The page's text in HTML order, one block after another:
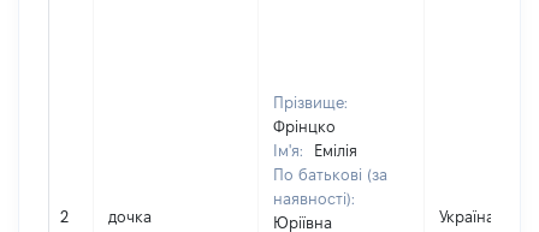
2 дочка
Прізвище:
Фрінцко
Ім'я:
Емілія
По батькові (за
наявності):
Юріївна
Україна